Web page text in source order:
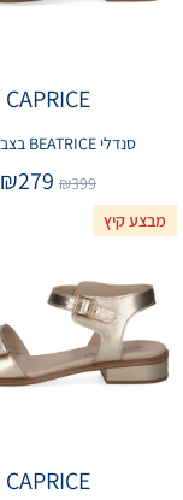
CAPRICE
סנדלי BEATRICE בצבע כסף
₪399
₪279
מבצע קיץ
CAPRICE